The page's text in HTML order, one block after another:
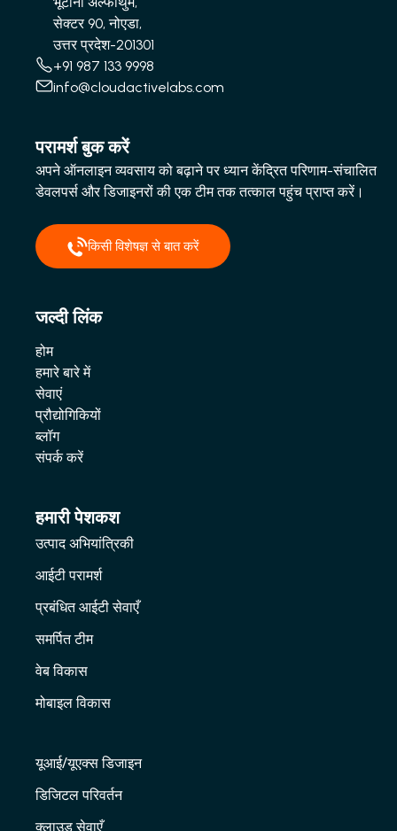
सेक्टर 90, नोएडा,
उत्तर प्रदेश-201301
+91 987 133 9998
info@cloudactivelabs.com
परामर्श बुक करें
अपने ऑनलाइन व्यवसाय को बढ़ाने पर ध्यान केंद्रित परिणाम-संचालित
डेवलपर्स और डिजाइनरों की एक टीम तक तत्काल पहुंच प्राप्त करें।
किसी विशेषज्ञ से बात करें
जल्दी लिंक
होम
हमारे बारे में
सेवाएं
प्रौद्योगिकियों
ब्लॉग
संपर्क करें
हमारी पेशकश
उत्पाद अभियांत्रिकी
आईटी परामर्श
प्रबंधित आईटी सेवाएँ
समर्पित टीम
वेब विकास
मोबाइल विकास
यूआई/यूएक्स डिजाइन
डिजिटल परिवर्तन
क्लाउड सेवाएँ